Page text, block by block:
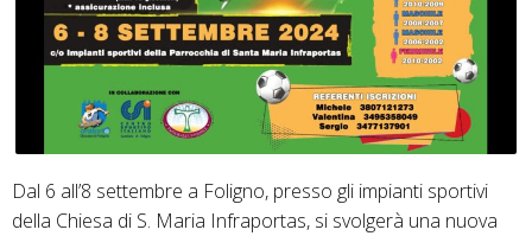
Dal 6 all’8 settembre a Foligno, presso gli impianti sportivi
della Chiesa di S. Maria Infraportas, si svolgerà una nuova